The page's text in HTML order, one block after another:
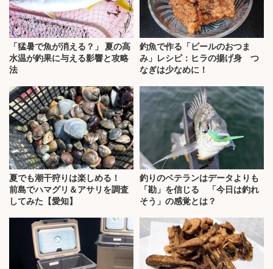
「猛暑で魚が消える？」 夏の高
水温が釣果に与える影響と攻略
法
釣魚で作る「ビールのおつま
み」レシピ：ヒラの揚げ身 つ
なぎは少なめに！
夏でも潮干狩りは楽しめる！
前島でハマグリ＆アサリを調査
してみた【愛知】
釣りのベテランはデータよりも
「勘」を信じる 「今日は釣れ
そう」の感覚とは？